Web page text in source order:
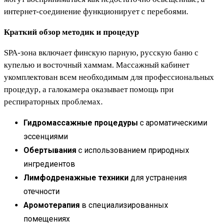
интернет-соединение функционирует с перебоями.
Краткий обзор методик и процедур
SPA-зона включает финскую парную, русскую баню с
купелью и восточный хаммам. Массажный кабинет
укомплектован всем необходимым для профессиональных
процедур, а галокамера оказывает помощь при
респираторных проблемах.
Гидромассажные процедуры с ароматическими
эссенциями
Обертывания с использованием природных
ингредиентов
Лимфодренажные техники для устранения
отечности
Аромотерапия в специализированных
помещениях